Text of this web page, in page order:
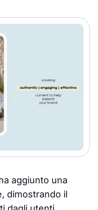
aggiunto una
dimostrando il